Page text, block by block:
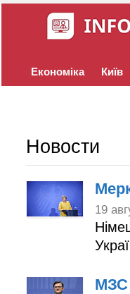
Економіка Київ
Новости
19
МЗС